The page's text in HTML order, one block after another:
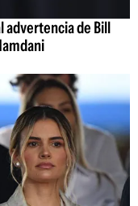
advertencia de Bill